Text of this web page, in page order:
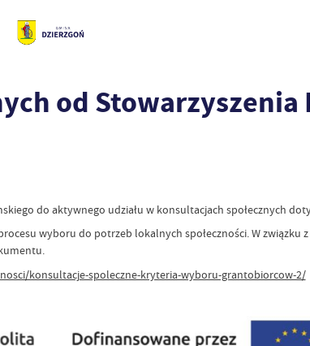
od Stowarzyszenia
do aktywnego udziału w konsultacjach społecznych
wyboru do potrzeb lokalnych społeczności. W związku
konsultacje-spoleczne-kryteria-wyboru-grantobiorcow-2/